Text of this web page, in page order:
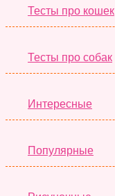
Тесты про кошек
Тесты про собак
Интересные
Популярные